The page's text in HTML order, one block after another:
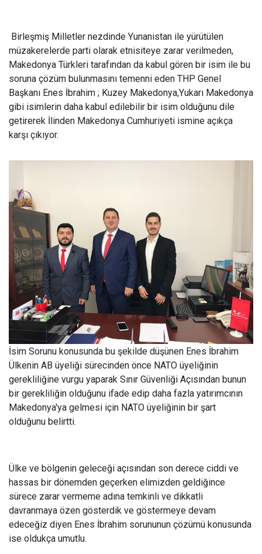
Birleşmiş Milletler nezdinde Yunanistan ile yürütülen
müzakerelerde parti olarak etnisiteye zarar verilmeden,
Makedonya Türkleri tarafından da kabul gören bir isim ile bu
soruna çözüm bulunmasını temenni eden THP Genel
Başkanı Enes İbrahim ; Kuzey Makedonya,Yukarı Makedonya
gibi isimlerin daha kabul edilebilir bir isim olduğunu dile
getirerek İlinden Makedonya Cumhuriyeti ismine açıkça
karşı çıkıyor.
İsim Sorunu konusunda bu şekilde düşünen Enes İbrahim
Ülkenin AB üyeliği sürecinden önce NATO üyeliğinin
gerekliliğine vurgu yaparak Sınır Güvenliği Açısından bunun
bir gerekliliğin olduğunu ifade edip daha fazla yatırımcının
Makedonya'ya gelmesi için NATO üyeliğinin bir şart
olduğunu belirtti.
Ülke ve bölgenin geleceği açısından son derece ciddi ve
hassas bir dönemden geçerken elimizden geldiğince
sürece zarar vermeme adına temkinli ve dikkatli
davranmaya özen gösterdik ve göstermeye devam
edeceğiz diyen Enes İbrahim sorununun çözümü konusunda
ise oldukça umutlu.